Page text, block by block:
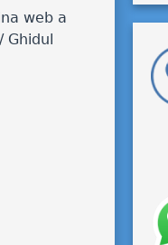
web a
Ghidul